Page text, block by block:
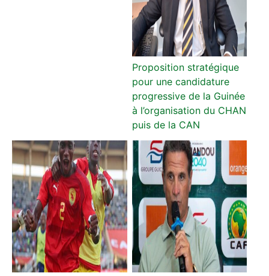
Proposition stratégique
pour une candidature
progressive de la Guinée
à l’organisation du CHAN
puis de la CAN